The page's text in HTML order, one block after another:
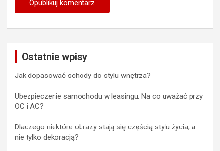
Ostatnie wpisy
Jak dopasować schody do stylu wnętrza?
Ubezpieczenie samochodu w leasingu. Na co uważać przy
OC i AC?
Dlaczego niektóre obrazy stają się częścią stylu życia, a
nie tylko dekoracją?